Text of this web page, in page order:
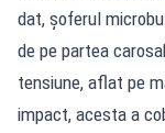
dat, șoferul
de pe partea
tensiune, aflat pe
impact, acesta a